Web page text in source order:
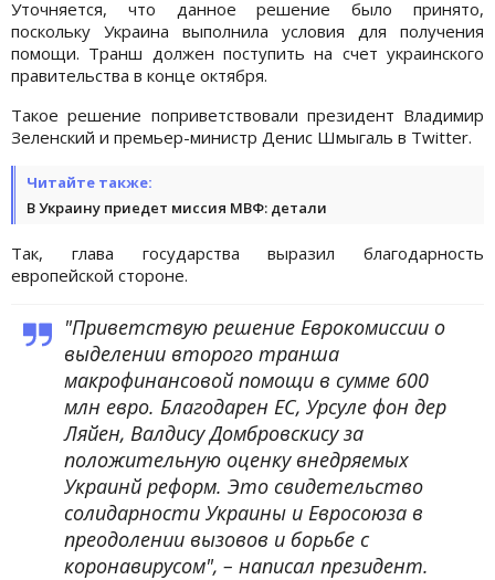
Уточняется, что данное решение было принято,
поскольку Украина выполнила условия для получения
помощи. Транш должен поступить на счет украинского
правительства в конце октября.
Такое решение поприветствовали президент Владимир
Зеленский и премьер-министр Денис Шмыгаль в Twitter.
Читайте также:
В Украину приедет миссия МВФ: детали
Так, глава государства выразил благодарность
европейской стороне.
"Приветствую решение Еврокомиссии о
выделении второго транша
макрофинансовой помощи в сумме 600
млн евро. Благодарен ЕС, Урсуле фон дер
Ляйен, Валдису Домбровскису за
положительную оценку внедряемых
Украинй реформ. Это свидетельство
солидарности Украины и Евросоюза в
преодолении вызовов и борьбе с
коронавирусом", – написал президент.